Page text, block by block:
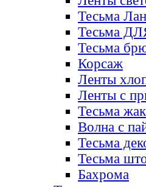
Тесьма
Тесьма
Тесьма
Корсаж
Ленты
Ленты с
Тесьма
Волна с
Тесьма
Тесьма
Бахрома